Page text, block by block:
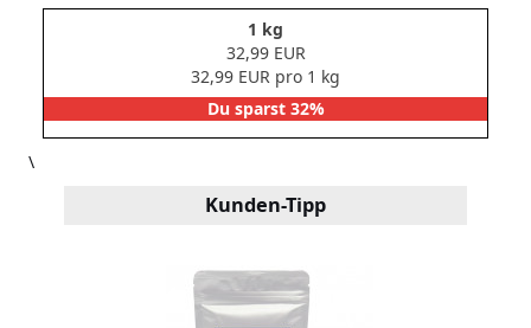
1 kg
32,99 EUR
32,99 EUR pro 1 kg
Du sparst 32%
\
Kunden-Tipp